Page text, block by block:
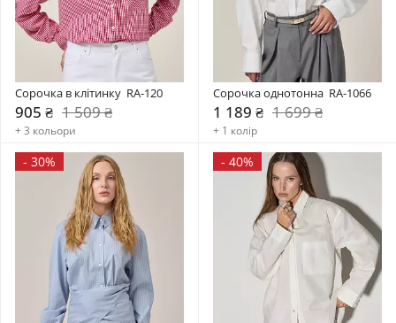
Сорочка в клітинку  RA-120
905 ₴ 1 509 ₴
+ 3 кольори
Сорочка однотонна  RA-1066
1 189 ₴ 1 699 ₴
+ 1 колір
- 30% - 40%